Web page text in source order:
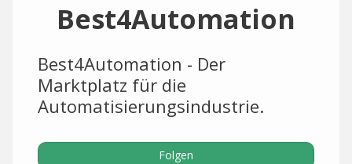
Best4Automation
Best4Automation - Der
Marktplatz für die
Automatisierungsindustrie.
Folgen